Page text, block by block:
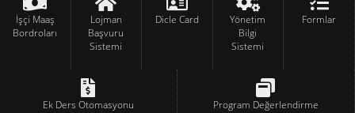
İşçi Maaş
Bordroları
Lojman
Başvuru
Sistemi
Dicle Card
Yönetim
Bilgi
Sistemi
Formlar
Ek Ders Otomasyonu Program Değerlendirme